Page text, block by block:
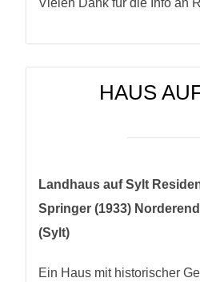
Vielen Dank für die Info an
HAUS
Landhaus auf Sylt
Springer (1933)
(Sylt)
Ein Haus mit historischer